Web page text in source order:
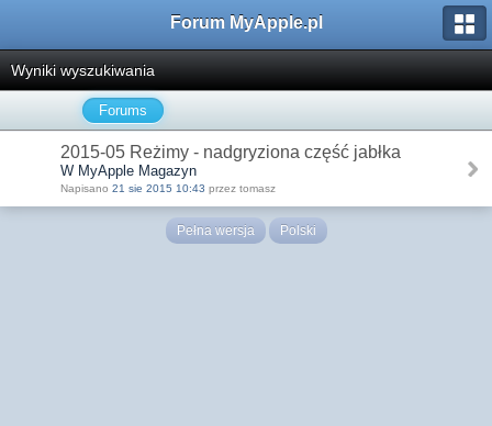
Forum MyApple.pl
Wyniki wyszukiwania
Forums
2015-05 Reżimy - nadgryziona część jabłka
W MyApple Magazyn
Napisano 21 sie 2015 10:43 przez tomasz
Pełna wersja Polski